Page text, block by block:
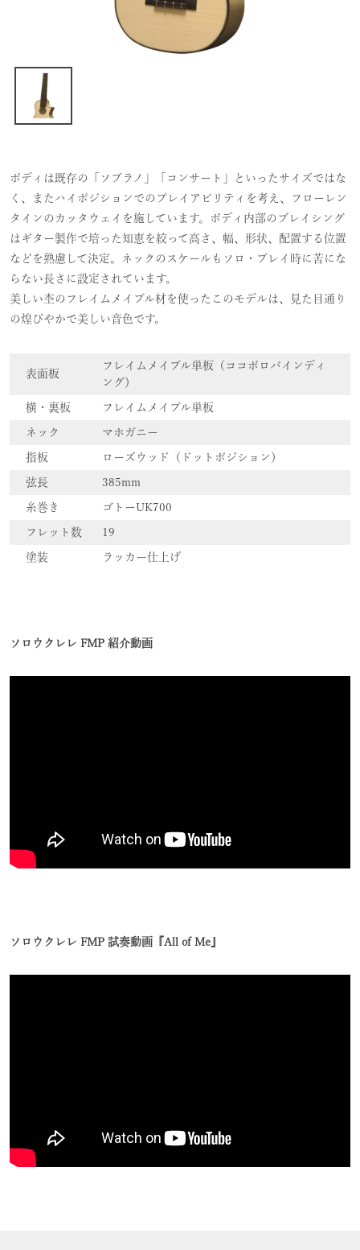
ボディは既存の「ソプラノ」「コンサート」といったサイズではな
く、またハイポジションでのプレイアビリティを考え、フローレン
タインのカッタウェイを施しています。ボディ内部のブレイシング
はギター製作で培った知恵を絞って高さ、幅、形状、配置する位置
などを熟慮して決定。ネックのスケールもソロ・プレイ時に苦にな
らない長さに設定されています。
美しい杢のフレイムメイプル材を使ったこのモデルは、見た目通り
の煌びやかで美しい音色です。
表面板
フレイムメイプル単板（ココボロバインディ
ング）
横・裏板 フレイムメイプル単板
ネック マホガニー
指板 ローズウッド（ドットポジション）
弦長 385mm
糸巻き ゴトーUK700
フレット数 19
塗装 ラッカー仕上げ
ソロウクレレ FMP 紹介動画
ソロウクレレ FMP 試奏動画『All of Me』